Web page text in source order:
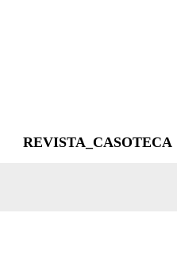
REVISTA_CASOTECA